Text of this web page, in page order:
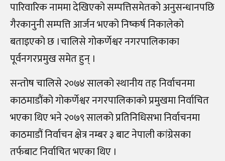
पारिवारिक नाममा देखिएको सम्पत्तिसमेतको अनुसन्धानपछि
गैरकानुनी सम्पत्ति आर्जन भएको निष्कर्ष निकालेको
बताइएको छ ।चालिसे गोकर्णेश्वर नगरपालिकाका
पूर्वनगरप्रमुख समेत हुन् ।
सन्तोष चालिसे २०७४ सालको स्थानीय तह निर्वाचनमा
काठमाडौंको गोकर्णेश्वर नगरपालिकाको प्रमुखमा निर्वाचित
भएका थिए भने २०७९ सालको प्रतिनिधिसभा निर्वाचनमा
काठमाडौं निर्वाचन क्षेत्र नम्बर ३ बाट नेपाली कांग्रेसका
तर्फबाट निर्वाचित भएका थिए ।